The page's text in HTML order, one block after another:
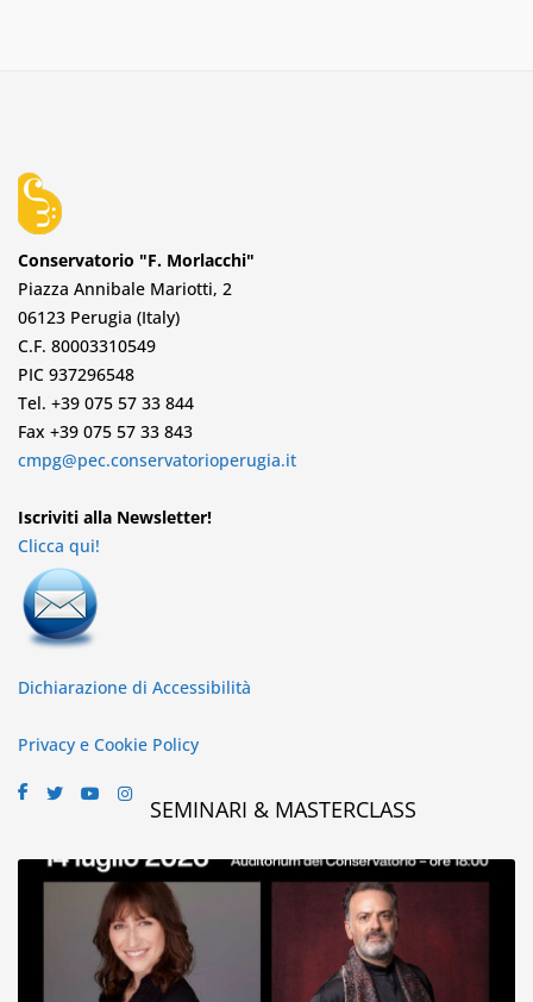
Conservatorio "F. Morlacchi"
Piazza Annibale Mariotti, 2
06123 Perugia (Italy)
C.F. 80003310549
PIC 937296548
Tel. +39 075 57 33 844
Fax +39 075 57 33 843
cmpg@pec.conservatorioperugia.it
Iscriviti alla Newsletter!
Clicca qui!
Dichiarazione di Accessibilità
Privacy e Cookie Policy
SEMINARI & MASTERCLASS